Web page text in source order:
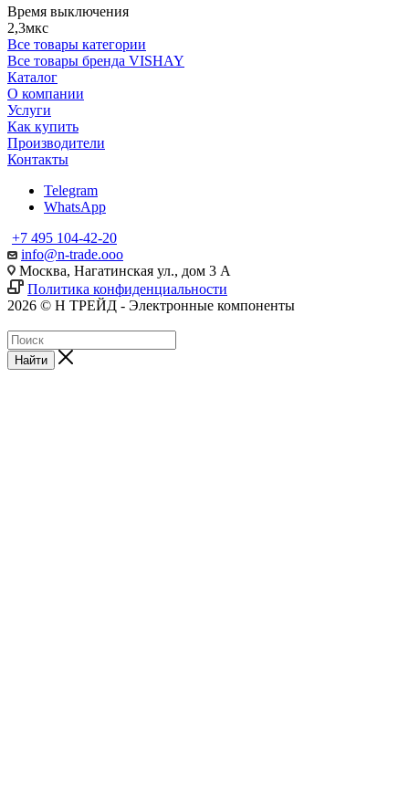
Время выключения
2,3мкс
Все товары категории
Все товары бренда VISHAY
Каталог
О компании
Услуги
Как купить
Производители
Контакты
Telegram
WhatsApp
+7 495 104-42-20
info@n-trade.ooo
Москва, Нагатинская ул., дом 3 А
Политика конфиденциальности
2026 © Н ТРЕЙД - Электронные компоненты
Найти